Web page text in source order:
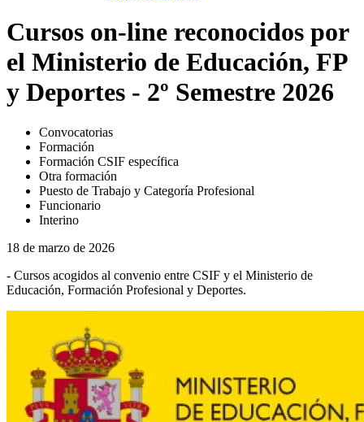
Cursos on-line reconocidos por
el Ministerio de Educación, FP
y Deportes - 2º Semestre 2026
Convocatorias
Formación
Formación CSIF específica
Otra formación
Puesto de Trabajo y Categoría Profesional
Funcionario
Interino
18 de marzo de 2026
- Cursos acogidos al convenio entre CSIF y el Ministerio de
Educación, Formación Profesional y Deportes.